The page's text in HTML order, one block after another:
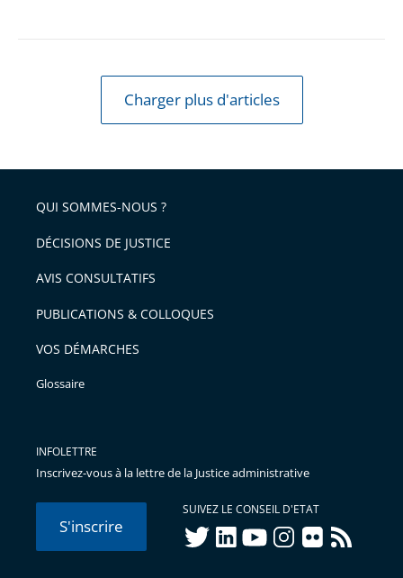
Charger plus d'articles
QUI SOMMES-NOUS ?
DÉCISIONS DE JUSTICE
AVIS CONSULTATIFS
PUBLICATIONS & COLLOQUES
VOS DÉMARCHES
Glossaire
INFOLETTRE
Inscrivez-vous à la lettre de la Justice administrative
S'inscrire
SUIVEZ LE CONSEIL D'ETAT
twitterlinkedInyoutubeinstagram
flickr rss